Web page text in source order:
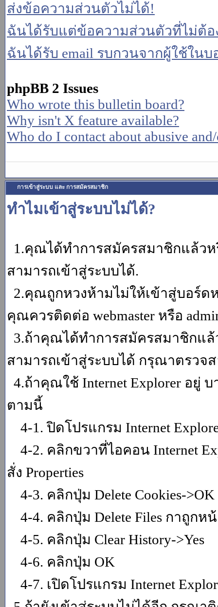
ส่งข้อความส่วนตัวไม่ได้!
ฉันได้รับแต่ข้อความส่วนตัวที่ไม่ต้อ
ฉันได้รับ email รบกวนจากผู้ใช้ใน
phpBB 2 Issues
Who wrote this bulletin board?
Why isn't X feature available?
Who do I contact about abusive
การเข้าสู่ระบบ และ การสมัครสมาชิก
ทำไมเข้าสู่ระบบไม่ได้?
1.คุณได้ทำการสมัครสมาชิกแล้ว
สามารถเข้าสู่ระบบได้.
2.คุณถูกหวงห้ามไม่ให้เข้าสู่บอร์ด
คุณควรติดต่อ webmaster หรือ
3.ถ้าคุณได้ทำการสมัครสมาชิกแ
สามารถเข้าสู่ระบบได้ กรุณาตรวจส
4.ถ้าคุณใช้ Internet Explorer อยู่
ตามนี้
4-1. ปิดโปรแกรม Internet
4-2. คลิกขวาที่ไอคอน Internet
สั่ง Properties
4-3. คลิกปุ่ม Delete Cookies->OK
4-4. คลิกปุ่ม Delete Files กาถูกหน้
4-5. คลิกปุ่ม Clear History->Yes
4-6. คลิกปุ่ม OK
4-7. เปิดโปรแกรม Internet